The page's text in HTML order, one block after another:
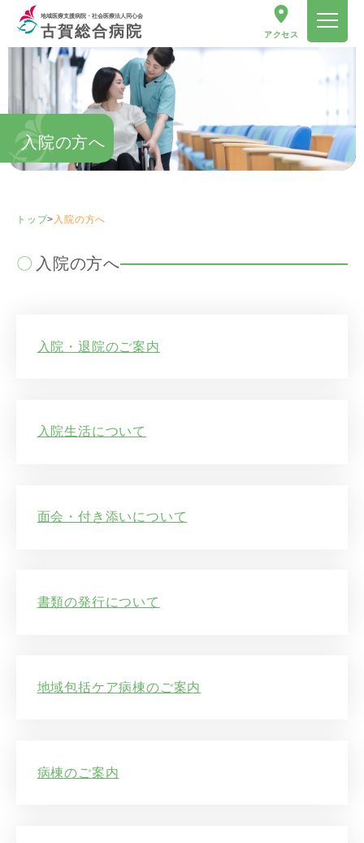
地域医療支援病院・社会医療法人同心会
古賀総合病院 アクセス
入院の方へ
トップ> 入院の方へ
入院の方へ
入院・退院のご案内
入院生活について
面会・付き添いについて
書類の発行について
地域包括ケア病棟のご案内
病棟のご案内